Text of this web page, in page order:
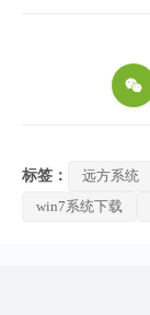
标签： 远方系统
win7系统下载